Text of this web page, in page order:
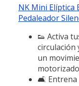
NK Mini Elíptica
Pedaleador
👟 Activa
circulación
un
🛋️ Entrena